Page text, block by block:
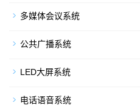
多媒体会议系统
公共广播系统
LED大屏系统
电话语音系统